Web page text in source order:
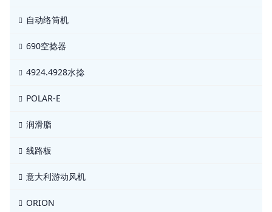
自动络筒机
690空捻器
4924.4928水捻
POLAR-E
润滑脂
线路板
意大利游动风机
ORION